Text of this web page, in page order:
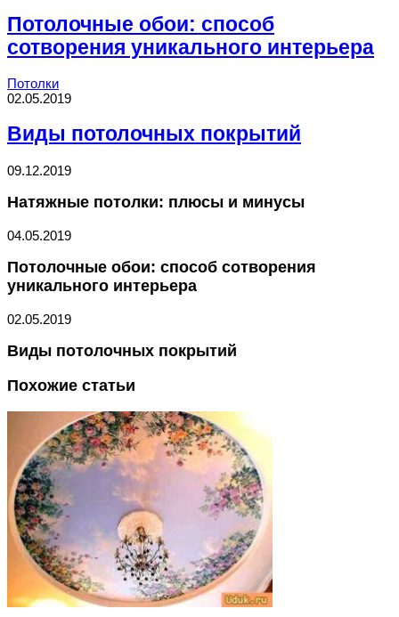
Потолочные обои: способ
сотворения уникального интерьера
Потолки
02.05.2019
Виды потолочных покрытий
09.12.2019
Натяжные потолки: плюсы и минусы
04.05.2019
Потолочные обои: способ сотворения
уникального интерьера
02.05.2019
Виды потолочных покрытий
Похожие статьи